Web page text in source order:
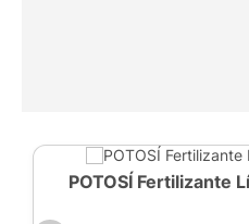
POTOSÍ Fertilizante